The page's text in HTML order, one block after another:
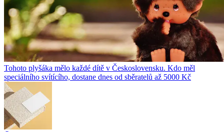
Tohoto plyšáka mělo každé dítě v Československu. Kdo měl
speciálního svítícího, dostane dnes od sběratelů až 5000 Kč